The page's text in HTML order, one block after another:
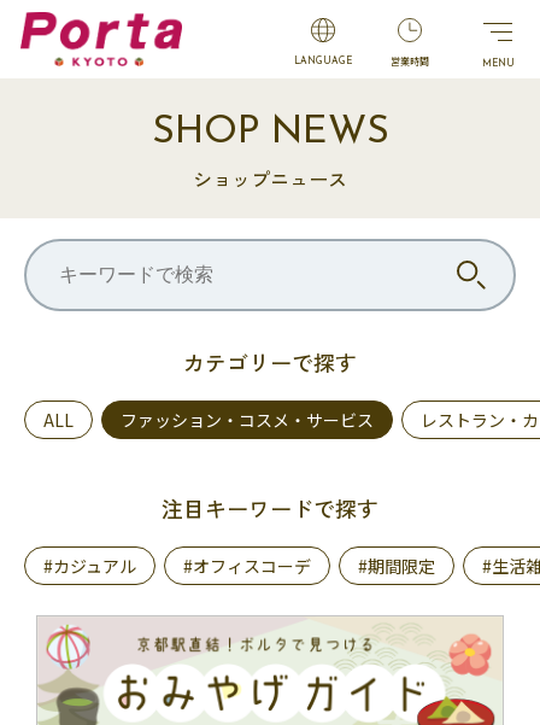
LANGUAGE 営業時間
SHOP NEWS
ショップニュース
カテゴリーで探す
ALL ファッション・コスメ・サービス レストラン・
注目キーワードで探す
#カジュアル #オフィスコーデ #期間限定 #生活